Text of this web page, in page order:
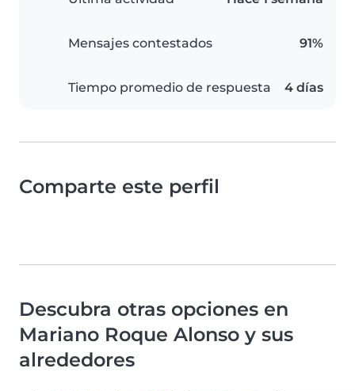
Mensajes contestados 91%
Tiempo promedio de respuesta 4 días
Comparte este perfil
Descubra otras opciones en
Mariano Roque Alonso y sus
alrededores